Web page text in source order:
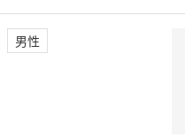
男性